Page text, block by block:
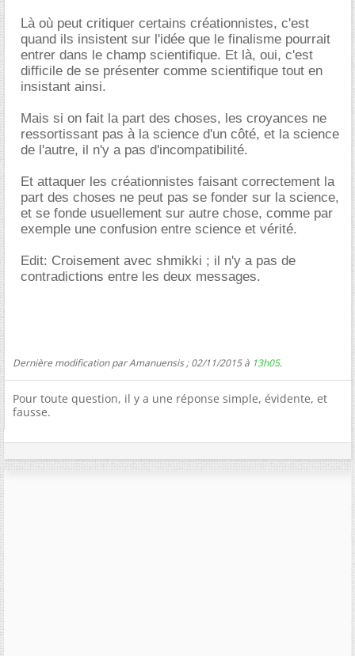
Là où peut critiquer certains créationnistes, c'est
quand ils insistent sur l'idée que le finalisme pourrait
entrer dans le champ scientifique. Et là, oui, c'est
difficile de se présenter comme scientifique tout en
insistant ainsi.
Mais si on fait la part des choses, les croyances ne
ressortissant pas à la science d'un côté, et la science
de l'autre, il n'y a pas d'incompatibilité.
Et attaquer les créationnistes faisant correctement la
part des choses ne peut pas se fonder sur la science,
et se fonde usuellement sur autre chose, comme par
exemple une confusion entre science et vérité.
Edit: Croisement avec shmikki ; il n'y a pas de
contradictions entre les deux messages.
Dernière modification par Amanuensis ; 02/11/2015 à 13h05.
Pour toute question, il y a une réponse simple, évidente, et
fausse.